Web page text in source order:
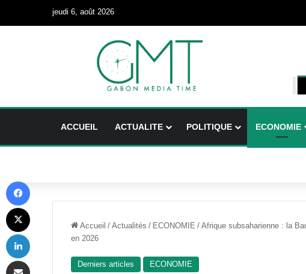
jeudi 6, août 2026
ACCUEIL ACTUALITE POLITIQUE ECONOMIE
Accueil / Actualités / ECONOMIE / Afrique subsaharienne : la
en 2026
Derniers articles ECONOMIE